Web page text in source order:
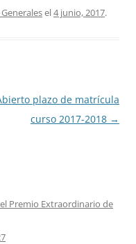
el4 junio, 2017.
plazo de matrícula
curso 2017-2018 →
Premio Extraordinario de